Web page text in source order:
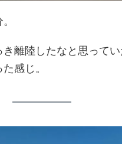
離陸したなと思ってい
感じ。